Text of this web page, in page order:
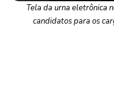
Tela da urna eletrônica
candidatos para os